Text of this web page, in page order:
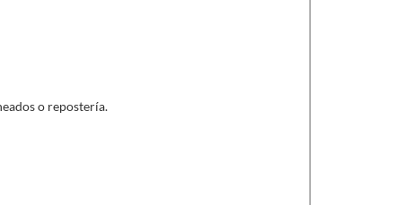
o repostería.